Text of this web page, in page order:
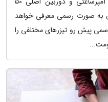
به صورت رسمی معرفی خواهد
پیش رو تیزرهای مختلفی را